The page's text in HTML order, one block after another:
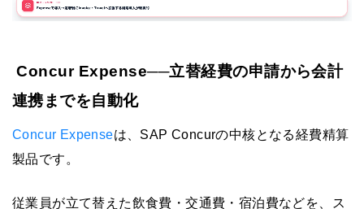
Concur Expense──立替経費の申請から会計
連携までを自動化
Concur Expenseは、SAP Concurの中核となる経費精算
製品です。
従業員が立て替えた飲食費・交通費・宿泊費などを、ス